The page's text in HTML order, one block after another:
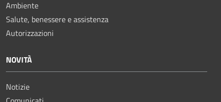
Ambiente
Salute, benessere e assistenza
Autorizzazioni
NOVITÀ
Notizie